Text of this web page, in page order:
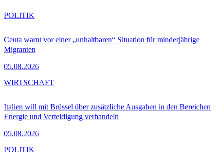
Ceuta warnt vor einer „unhaltbaren“ Situation für minderjährige
Migranten
05.08.2026
POLITIK
Italien will mit Brüssel über zusätzliche Ausgaben in den Bereichen
Energie und Verteidigung verhandeln
05.08.2026
WIRTSCHAFT
POLITIK